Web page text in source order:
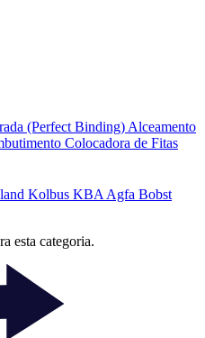
(Perfect Binding) Alceamento
Colocadora de Fitas
Kolbus KBA Agfa Bobst
esta categoria.